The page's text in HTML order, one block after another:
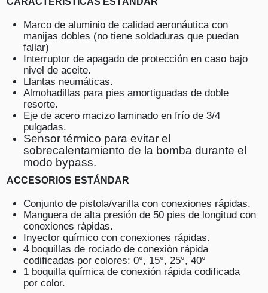
Marco de aluminio de calidad aeronáutica con
manijas dobles (no tiene soldaduras que puedan
fallar)
Interruptor de apagado de protección en caso bajo
nivel de aceite.
Llantas neumáticas.
Almohadillas para pies amortiguadas de doble
resorte.
Eje de acero macizo laminado en frío de 3/4
pulgadas.
Sensor térmico para evitar el
sobrecalentamiento de la bomba durante el
modo bypass.
ACCESORIOS ESTÁNDAR
Conjunto de pistola/varilla con conexiones rápidas.
Manguera de alta presión de 50 pies de longitud con
conexiones rápidas.
Inyector químico con conexiones rápidas.
4 boquillas de rociado de conexión rápida
codificadas por colores: 0°, 15°, 25°, 40°
1 boquilla química de conexión rápida codificada
por color.